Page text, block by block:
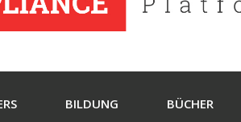
BILDUNG BÜCHER